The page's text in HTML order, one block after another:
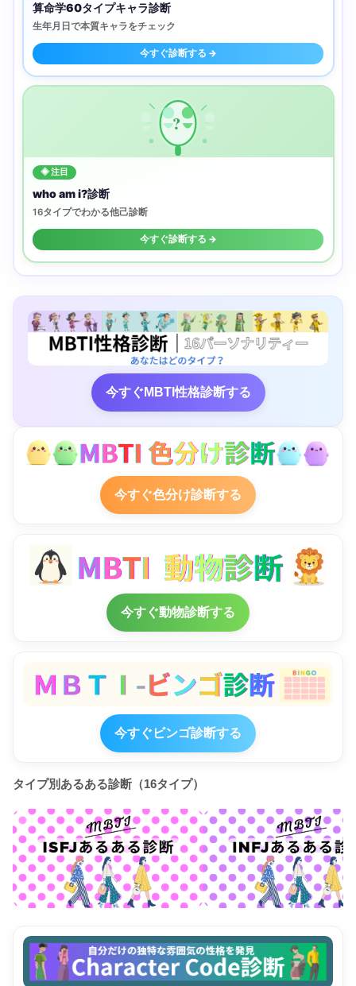
算命学60タイプキャラ診断
生年月日で本質キャラをチェック
今すぐ診断する →
?
◈ 注目
who am i?診断
16タイプでわかる他己診断
今すぐ診断する →
今すぐMBTI性格診断する
今すぐ色分け診断する
今すぐ動物診断する
今すぐビンゴ診断する
タイプ別あるある診断（16タイプ）